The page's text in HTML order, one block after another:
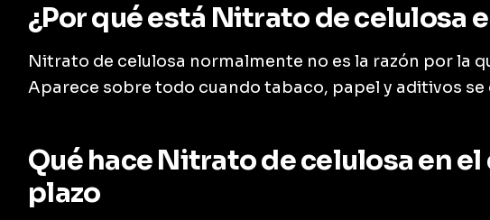
¿Por qué está Nitrato de celulosa
Nitrato de celulosa normalmente no es la razón por la
Aparece sobre todo cuando tabaco, papel y aditivos se
Qué hace Nitrato de celulosa en
plazo